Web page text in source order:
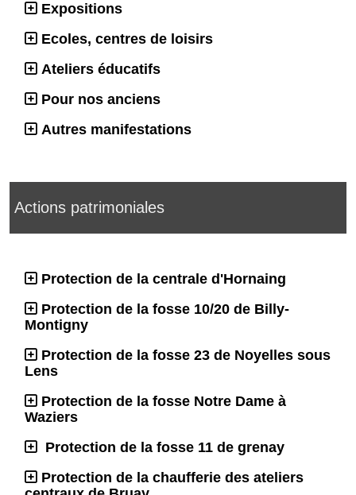
Expositions
Ecoles, centres de loisirs
Ateliers éducatifs
Pour nos anciens
Autres manifestations
Actions patrimoniales
Protection de la centrale d'Hornaing
Protection de la fosse 10/20 de Billy-
Montigny
Protection de la fosse 23 de Noyelles sous
Lens
Protection de la fosse Notre Dame à
Waziers
Protection de la fosse 11 de grenay
Protection de la chaufferie des ateliers